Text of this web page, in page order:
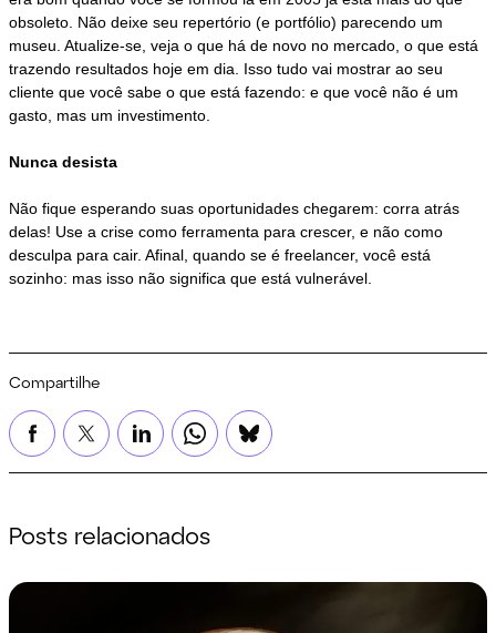
obsoleto. Não deixe seu repertório (e portfólio) parecendo um
museu. Atualize-se, veja o que há de novo no mercado, o que está
trazendo resultados hoje em dia. Isso tudo vai mostrar ao seu
cliente que você sabe o que está fazendo: e que você não é um
gasto, mas um investimento.
Nunca desista
Não fique esperando suas oportunidades chegarem: corra atrás
delas! Use a crise como ferramenta para crescer, e não como
desculpa para cair. Afinal, quando se é freelancer, você está
sozinho: mas isso não significa que está vulnerável.
Compartilhe
Posts relacionados